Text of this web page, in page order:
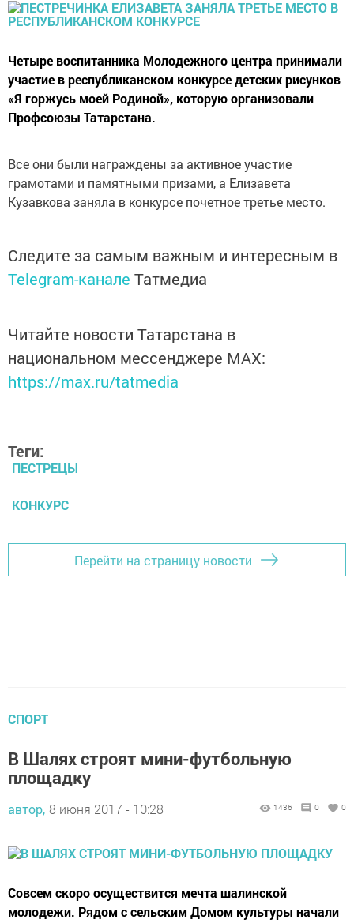
Четыре воспитанника Молодежного центра принимали
участие в республиканском конкурсе детских рисунков
«Я горжусь моей Родиной», которую организовали
Профсоюзы Татарстана.
Все они были награждены за активное участие
грамотами и памятными призами, а Елизавета
Кузавкова заняла в конкурсе почетное третье место.
Следите за самым важным и интересным в
Telegram-канале Татмедиа
Читайте новости Татарстана в
национальном мессенджере MАХ:
https://max.ru/tatmedia
Теги:
ПЕСТРЕЦЫ
КОНКУРС
Перейти на страницу новости
СПОРТ
В Шалях строят мини-футбольную
площадку
автор, 8 июня 2017 - 10:28 1436 0 0
Совсем скоро осуществится мечта шалинской
молодежи. Рядом с сельским Домом культуры начали